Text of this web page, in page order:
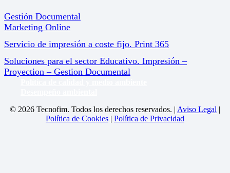
Gestión Documental
Marketing Online
Servicio de impresión a coste fijo. Print 365
Soluciones para el sector Educativo. Impresión –
Proyection – Gestion Documental
© 2026 Tecnofim. Todos los derechos reservados. | Aviso Legal |
Política de Cookies | Política de Privacidad